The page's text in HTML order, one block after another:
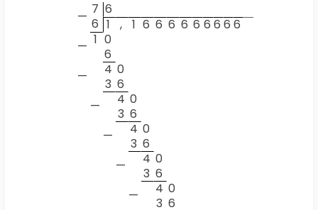
— 7 6
6 1 , 1 6 6 6 6 6 6 6 6 6
— 1 0
6
—
4 0
3 6
—
4 0
3 6
—
4 0
3 6
—
4 0
3 6
—
4 0
3 6